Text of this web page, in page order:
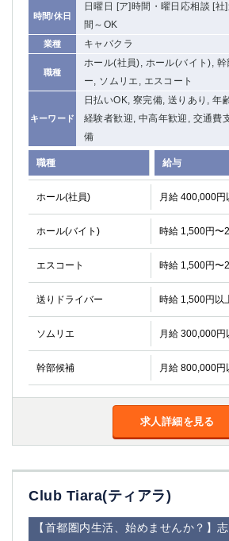
時間/休日
日曜日 [ア]時間・曜日応相談 [
間～OK
業種 キャバクラ
職種
ホール(社員), ホール(バイト),
ー, ソムリエ, エスコート
キーワード
日払いOK, 寮完備, 送りあり, 年
経験者歓迎, 中高年歓迎, 交通費
備
職種 給与
ホール(社員) 月給 400,000円
ホール(バイト) 時給 1,500円〜
エスコート 時給 1,500円〜
送りドライバー 時給 1,500円以
ソムリエ 月給 300,000円
幹部候補 月給 800,000円
求人詳細を見る
Club Tiara(ティアラ)
【首都圏内生活、始めませんか？】